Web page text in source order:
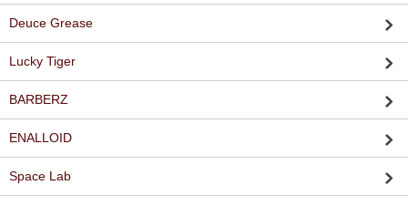
Deuce Grease
Lucky Tiger
BARBERZ
ENALLOID
Space Lab